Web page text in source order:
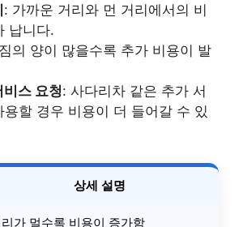
: 가까운 거리와 먼 거리에서의 비
납니다.
의 양이 많을수록 추가 비용이 발
비스 요청: 사다리차 같은 추가 서
용할 경우 비용이 더 들어갈 수 있
상세 설명
가 멀수록 비용이 증가함